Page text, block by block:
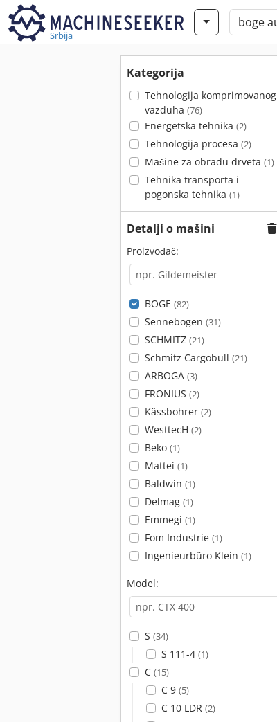
Srbija
Kategorija
Tehnologija komprimovanog
vazduha (76)
Energetska tehnika (2)
Tehnologija procesa (2)
Mašine za obradu drveta (1)
Tehnika transporta i
pogonska tehnika (1)
Detalji o mašini
Proizvođač:
BOGE (82)
Sennebogen (31)
SCHMITZ (21)
Schmitz Cargobull (21)
ARBOGA (3)
FRONIUS (2)
Kässbohrer (2)
WesttecH (2)
Beko (1)
Mattei (1)
Baldwin (1)
Delmag (1)
Emmegi (1)
Fom Industrie (1)
Ingenieurbüro Klein (1)
Model:
S (34)
S 111-4 (1)
C (15)
C 9 (5)
C 10 LDR (2)